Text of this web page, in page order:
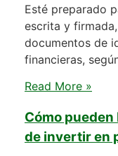
Esté preparado
escrita y
documentos de
financieras,
Read More »
Cómo
de invertir en